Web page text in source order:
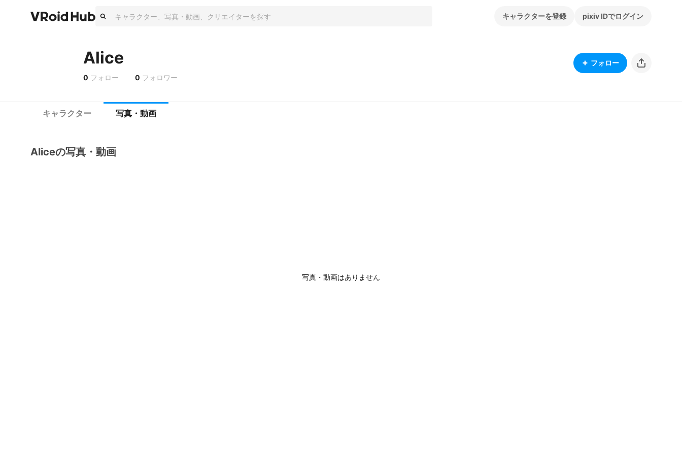
キャラクターを登録 pixiv IDでログイン
Alice
0 フォロー 0 フォロワー
フォロー
キャラクター 写真・動画
Aliceの写真・動画
写真・動画はありません